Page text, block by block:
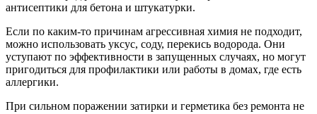
антисептики для бетона и штукатурки.
Если по каким‑то причинам агрессивная химия не подходит,
можно использовать уксус, соду, перекись водорода. Они
уступают по эффективности в запущенных случаях, но могут
пригодиться для профилактики или работы в домах, где есть
аллергики.
При сильном поражении затирки и герметика без ремонта не